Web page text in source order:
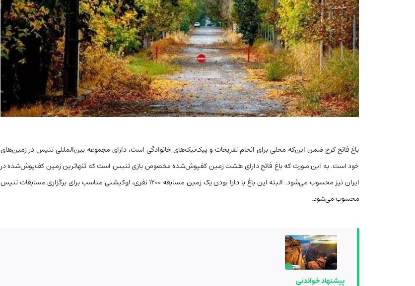
باغ فاتح کرج ضمن این‌که محلی برای انجام تفریحات و پیک‌نیک‌های خانوادگی است، دارای مجموعه بین‌المللی تنیس در زمین‌های
خود است. به این صورت که باغ فاتح دارای هشت زمین کفپوش‌شده مخصوص بازی تنیس است که تنهاترین زمین کف‌پوش‌شده در
ایران نیز محسوب می‌شود. البته این باغ با دارا بودن یک زمین مسابقه ۱۲۰۰ نفری، لوکیشنی مناسب برای برگزاری مسابقات تنیس
محسوب می‌شود.
پیشنهاد خواندنی